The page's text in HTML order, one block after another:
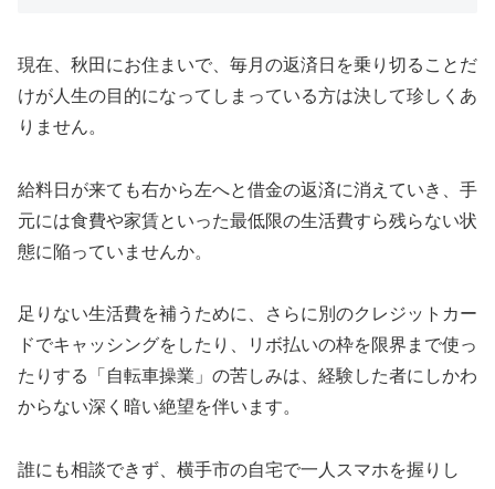
現在、秋田にお住まいで、毎月の返済日を乗り切ることだ
けが人生の目的になってしまっている方は決して珍しくあ
りません。
給料日が来ても右から左へと借金の返済に消えていき、手
元には食費や家賃といった最低限の生活費すら残らない状
態に陥っていませんか。
足りない生活費を補うために、さらに別のクレジットカー
ドでキャッシングをしたり、リボ払いの枠を限界まで使っ
たりする「自転車操業」の苦しみは、経験した者にしかわ
からない深く暗い絶望を伴います。
誰にも相談できず、横手市の自宅で一人スマホを握りし